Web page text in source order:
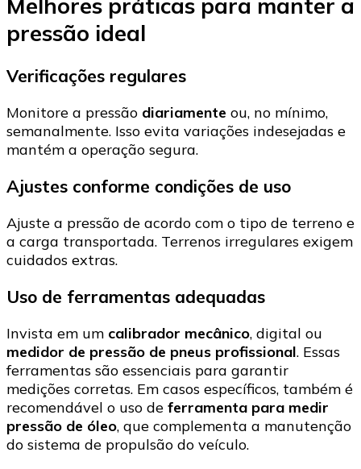
Melhores práticas para manter a
pressão ideal
Verificações regulares
Monitore a pressão diariamente ou, no mínimo,
semanalmente. Isso evita variações indesejadas e
mantém a operação segura.
Ajustes conforme condições de uso
Ajuste a pressão de acordo com o tipo de terreno e
a carga transportada. Terrenos irregulares exigem
cuidados extras.
Uso de ferramentas adequadas
Invista em um calibrador mecânico, digital ou
medidor de pressão de pneus profissional. Essas
ferramentas são essenciais para garantir
medições corretas. Em casos específicos, também é
recomendável o uso de ferramenta para medir
pressão de óleo, que complementa a manutenção
do sistema de propulsão do veículo.